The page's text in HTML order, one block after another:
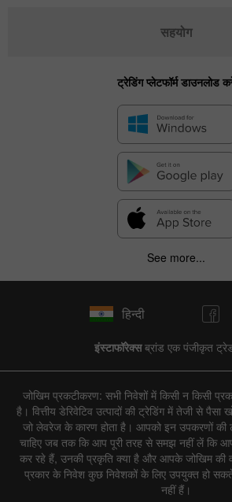
सहयोग
ट्रेडिंग प्लेटफॉर्म डाउनलोड
See more...
हिन्दी
इंस्टाफॉरेक्सब्रांड एक पंजीकृत
जोखिम प्रकटीकरण: सभी निवेशों में किसी न किसी
है। वित्तीय डेरिवेटिव उत्पादों की ट्रेडिंग में तेजी से पैसा
जो लेवरेज के कारण होता है। आपको इन उपकरणों की
चाहिए जब तक कि आप पूरी तरह से समझ नहीं लें कि
कर रहे हैं, उनकी प्रकृति क्या है और आपके जोखिम की
प्रकार के निवेश कुछ निवेशकों के लिए उपयुक्त हो
नहीं हैं।